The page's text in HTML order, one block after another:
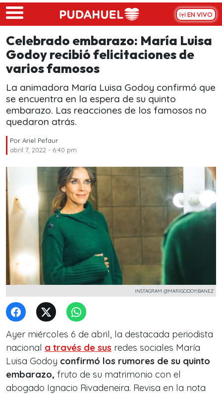
Skip to main content
EN VIVO
Celebrado embarazo: María Luisa
Godoy recibió felicitaciones de
varios famosos
La animadora María Luisa Godoy confirmó que
se encuentra en la espera de su quinto
embarazo. Las reacciones de los famosos no
quedaron atrás.
Por Ariel Pefaur
abril 7, 2022 - 6:40 pm
INSTAGRAM @MARIGODOYIBANEZ
Ayer miércoles 6 de abril, la destacada periodista
nacional a través de sus redes sociales María
Luisa Godoy confirmó los rumores de su quinto
embarazo, fruto de su matrimonio con el
abogado Ignacio Rivadeneira. Revisa en la nota